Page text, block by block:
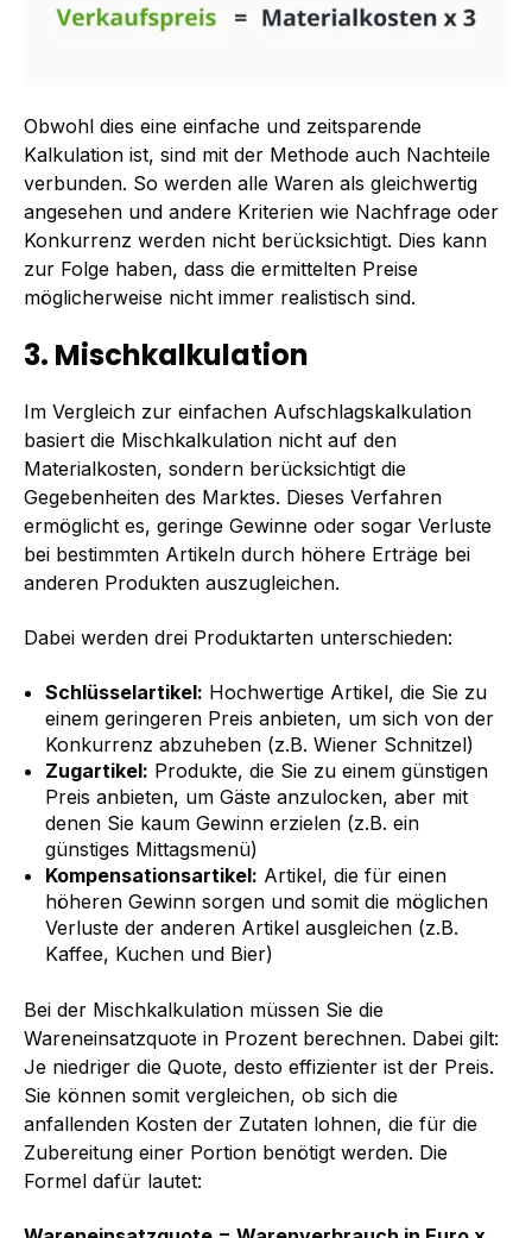
Obwohl dies eine einfache und zeitsparende
Kalkulation ist, sind mit der Methode auch Nachteile
verbunden. So werden alle Waren als gleichwertig
angesehen und andere Kriterien wie Nachfrage oder
Konkurrenz werden nicht berücksichtigt. Dies kann
zur Folge haben, dass die ermittelten Preise
möglicherweise nicht immer realistisch sind.
3. Mischkalkulation
Im Vergleich zur einfachen Aufschlagskalkulation
basiert die Mischkalkulation nicht auf den
Materialkosten, sondern berücksichtigt die
Gegebenheiten des Marktes. Dieses Verfahren
ermöglicht es, geringe Gewinne oder sogar Verluste
bei bestimmten Artikeln durch höhere Erträge bei
anderen Produkten auszugleichen.
Dabei werden drei Produktarten unterschieden:
Schlüsselartikel: Hochwertige Artikel, die Sie zu
einem geringeren Preis anbieten, um sich von der
Konkurrenz abzuheben (z.B. Wiener Schnitzel)
Zugartikel: Produkte, die Sie zu einem günstigen
Preis anbieten, um Gäste anzulocken, aber mit
denen Sie kaum Gewinn erzielen (z.B. ein
günstiges Mittagsmenü)
Kompensationsartikel: Artikel, die für einen
höheren Gewinn sorgen und somit die möglichen
Verluste der anderen Artikel ausgleichen (z.B.
Kaffee, Kuchen und Bier)
Bei der Mischkalkulation müssen Sie die
Wareneinsatzquote in Prozent berechnen. Dabei gilt:
Je niedriger die Quote, desto effizienter ist der Preis.
Sie können somit vergleichen, ob sich die
anfallenden Kosten der Zutaten lohnen, die für die
Zubereitung einer Portion benötigt werden. Die
Formel dafür lautet: